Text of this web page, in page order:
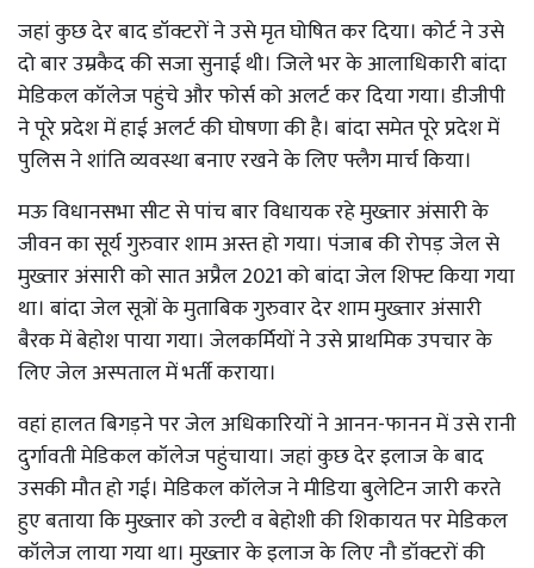
जहां कुछ देर बाद डॉक्टरों ने उसे मृत घोषित कर दिया। कोर्ट ने उसे
दो बार उम्रकैद की सजा सुनाई थी। जिले भर के आलाधिकारी बांदा
मेडिकल कॉलेज पहुंचे और फोर्स को अलर्ट कर दिया गया। डीजीपी
ने पूरे प्रदेश में हाई अलर्ट की घोषणा की है। बांदा समेत पूरे प्रदेश में
पुलिस ने शांति व्यवस्था बनाए रखने के लिए फ्लैग मार्च किया।
मऊ विधानसभा सीट से पांच बार विधायक रहे मुख्तार अंसारी के
जीवन का सूर्य गुरुवार शाम अस्त हो गया। पंजाब की रोपड़ जेल से
मुख्तार अंसारी को सात अप्रैल 2021 को बांदा जेल शिफ्ट किया गया
था। बांदा जेल सूत्रों के मुताबिक गुरुवार देर शाम मुख्तार अंसारी
बैरक में बेहोश पाया गया। जेलकर्मियों ने उसे प्राथमिक उपचार के
लिए जेल अस्पताल में भर्ती कराया।
वहां हालत बिगड़ने पर जेल अधिकारियों ने आनन-फानन में उसे रानी
दुर्गावती मेडिकल कॉलेज पहुंचाया। जहां कुछ देर इलाज के बाद
उसकी मौत हो गई। मेडिकल कॉलेज ने मीडिया बुलेटिन जारी करते
हुए बताया कि मुख्तार को उल्टी व बेहोशी की शिकायत पर मेडिकल
कॉलेज लाया गया था। मुख्तार के इलाज के लिए नौ डॉक्टरों की